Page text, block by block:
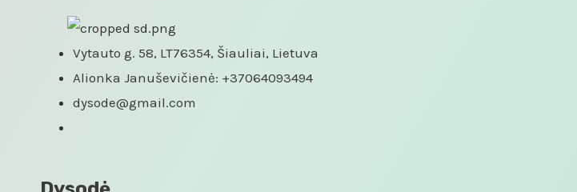
Vytauto g. 58, LT76354, Šiauliai, Lietuva
Alionka Januševičienė: +37064093494
dysode@gmail.com